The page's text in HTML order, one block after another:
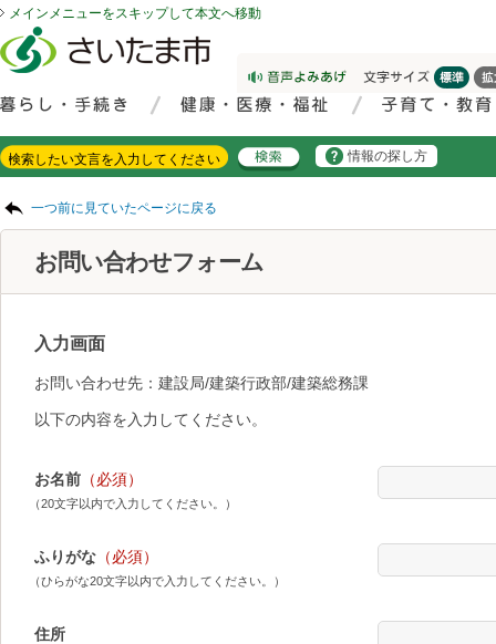
メインメニューをスキップして本文へ移動
情報の探し方
一つ前に見ていたページに戻る
お問い合わせフォーム
入力画面
お問い合わせ先：建設局/建築行政部/建築総務課
以下の内容を入力してください。
お名前 （必須）
（20文字以内で入力してください。）
ふりがな （必須）
（ひらがな20文字以内で入力してください。）
住所